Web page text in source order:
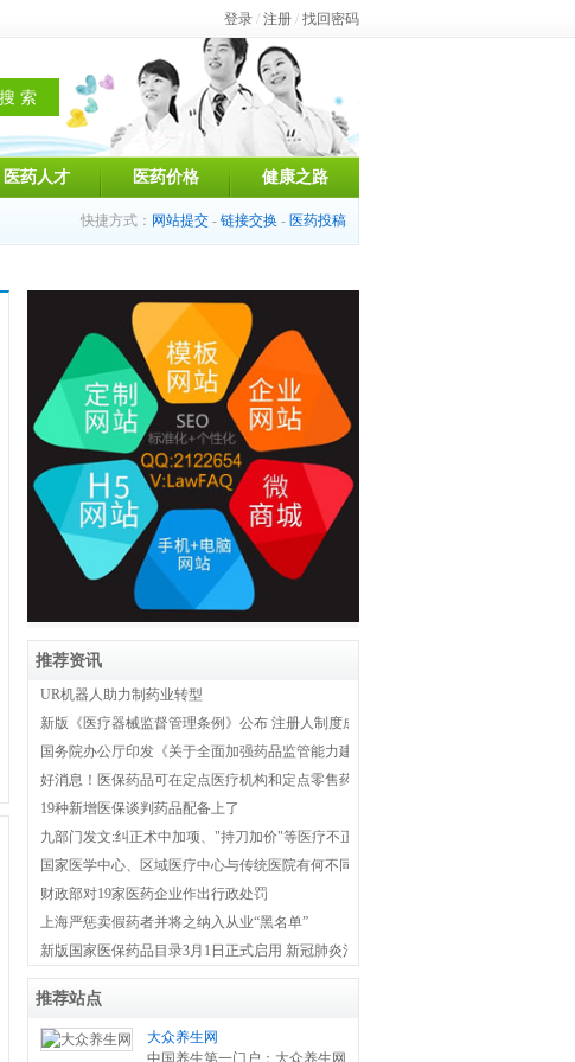
登录 / 注册 / 找回密码
医药人才 医药价格 健康之路
快捷方式： 网站提交 - 链接交换 - 医药投稿
推荐资讯
UR机器人助力制药业转型
新版《医疗器械监督管理条例》公布 注册人制度成为新监管体系主线
国务院办公厅印发《关于全面加强药品监管能力建设的实施意见》
好消息！医保药品可在定点医疗机构和定点零售药店双通道购买
19种新增医保谈判药品配备上了
九部门发文:纠正术中加项、"持刀加价"等医疗不正之风
国家医学中心、区域医疗中心与传统医院有何不同？国家卫健委权威解答！
财政部对19家医药企业作出行政处罚
上海严惩卖假药者并将之纳入从业“黑名单”
新版国家医保药品目录3月1日正式启用 新冠肺炎治疗药品全部纳入医保
推荐站点
大众养生网
中国养生第一门户：大众养生网